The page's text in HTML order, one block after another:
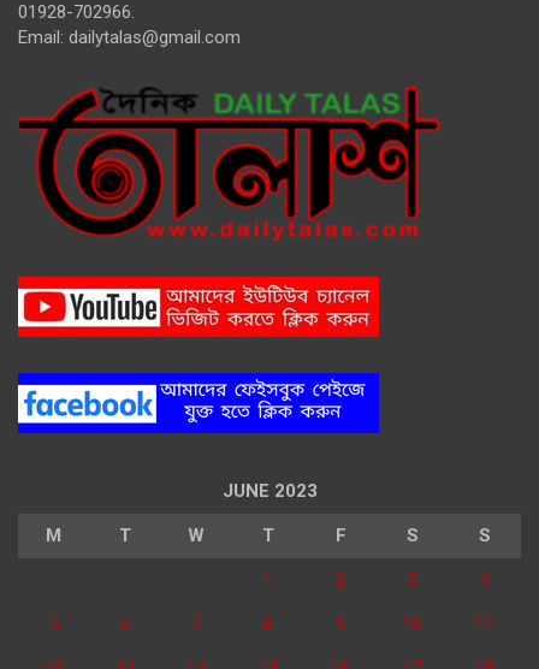
01928-702966.
Email: dailytalas@gmail.com
JUNE 2023
M T W T F S S
1 2 3 4
5 6 7 8 9 10 11